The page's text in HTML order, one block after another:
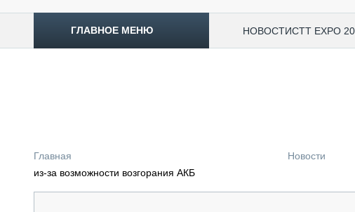
ГЛАВНОЕ МЕНЮ НОВОСТИCTT EXPO
ОБЗОР РЫНКА
Главная Новости
из-за возможности возгорания АКБ